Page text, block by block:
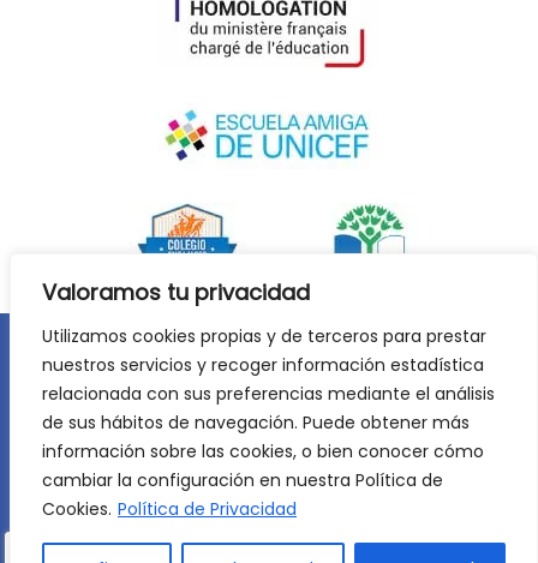
Valoramos tu privacidad
Utilizamos cookies propias y de terceros para prestar
nuestros servicios y recoger información estadística
relacionada con sus preferencias mediante el análisis
de sus hábitos de navegación. Puede obtener más
información sobre las cookies, o bien conocer cómo
cambiar la configuración en nuestra Política de
Cookies. Política de Privacidad
Aviso legal
Política de privacidad
Política de cookies
©2026Lycée Français Molière de Zaragoza. Todos los
derechos reservados. Desarrollo web: